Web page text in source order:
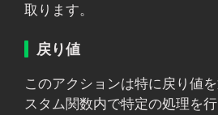
取ります。
戻り値
このアクションは特に戻り値
スタム関数内で特定の処理を